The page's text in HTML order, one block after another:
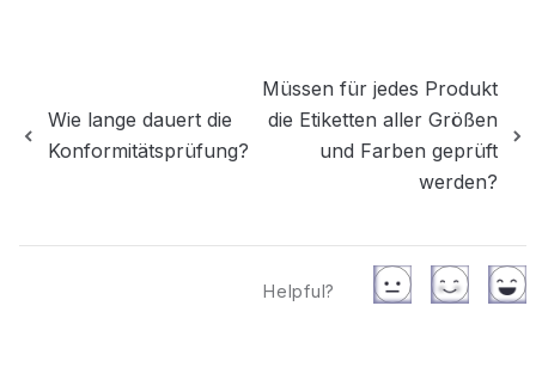
Wie lange dauert die
Konformitätsprüfung?
Müssen für jedes Produkt
die Etiketten aller Größen
und Farben geprüft
werden?
Helpful?